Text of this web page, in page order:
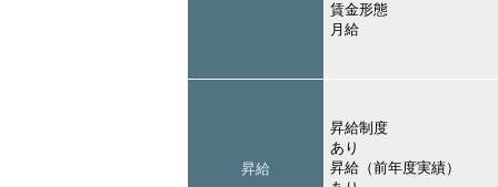
賃金形態
月給
昇給
昇給制度
あり
昇給（前年度実績）